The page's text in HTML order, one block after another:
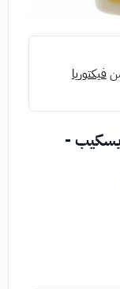
فيكتوريا
-